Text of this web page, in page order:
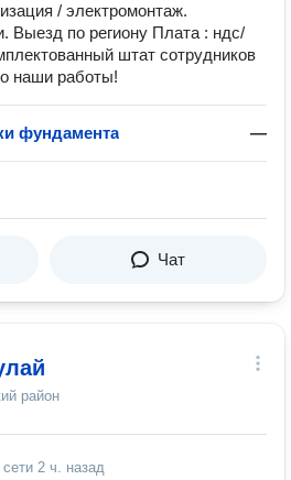
/ электромонтаж.
Выезд по региону Плата : ндс/
штат сотрудников
наши работы!
фундамента —
Чат
район
сети 2 ч. назад